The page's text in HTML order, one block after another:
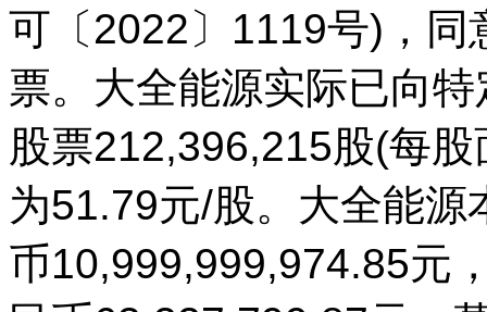
可〔2022〕1119号)，同
票。大全能源实际已向
股票212,396,215股(每
为51.79元/股。大全能
币10,999,999,974.85元